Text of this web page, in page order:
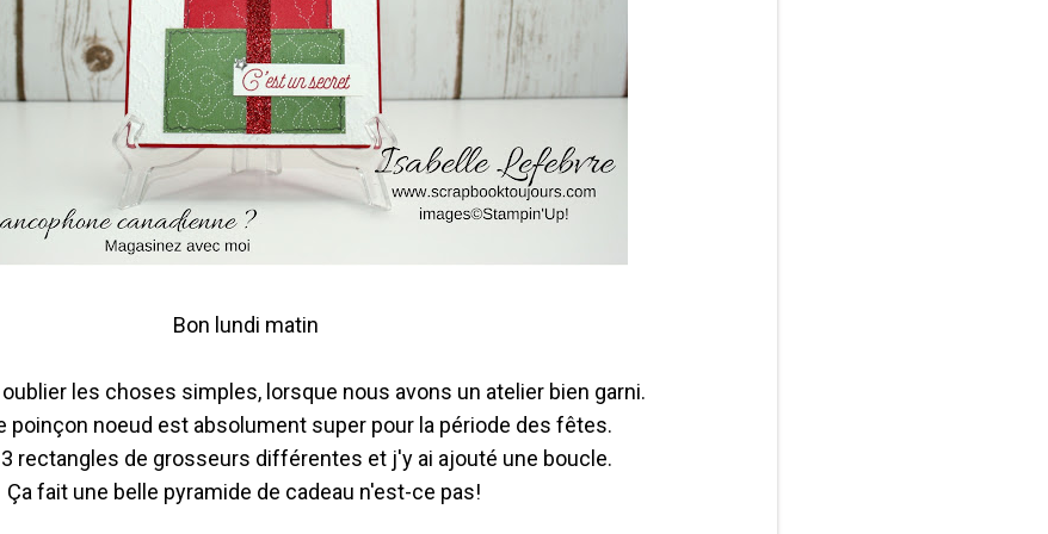
Bon lundi matin
oublier les choses simples, lorsque nous avons un atelier bien garni.
poinçon noeud est absolument super pour la période des fêtes.
rectangles de grosseurs différentes et j'y ai ajouté une boucle.
Ça fait une belle pyramide de cadeau n'est-ce pas!